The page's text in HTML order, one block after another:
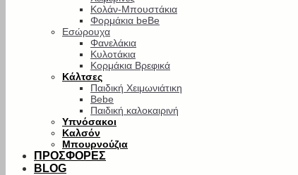
Κολάν-Μπουστάκια
Φορμάκια beBe
Εσώρουχα
Φανελάκια
Κυλοτάκια
Κορμάκια Βρεφικά
Κάλτσες
Παιδική Χειμωνιάτικη
Bebe
Παιδική καλοκαιρινή
Υπνόσακοι
Καλσόν
Μπουρνούζια
ΠΡΟΣΦΟΡΕΣ
BLOG